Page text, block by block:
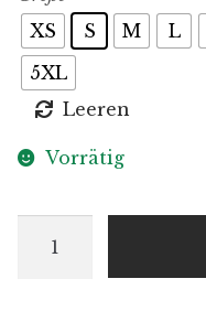
XS
S M L
5XL
Leeren
Vorrätig
Pullover